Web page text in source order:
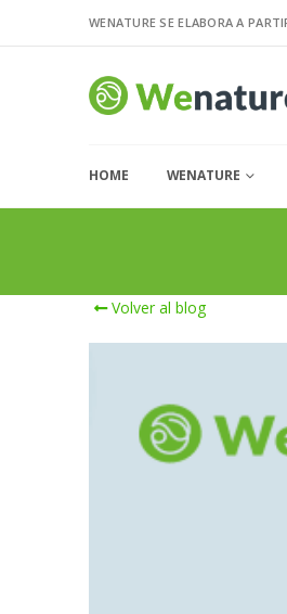
WENATURE SE ELABORA A
HOME WENATURE
Volver al blog